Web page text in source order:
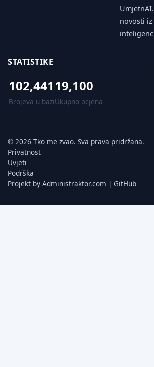
novosti
STATISTIKE
102,441
Brojeva u bazi
19,100
Ukupno ocjena
© 2026 Tko me zvao. Sva prava pridržana.
Privatnost
Uvjeti
Podrška
Projekt by Administraktor.com | GitHub